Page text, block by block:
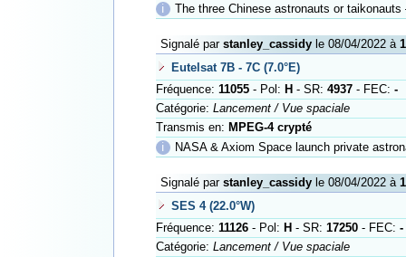
ℹ
The three Chinese astronauts or taikonauts –
Signalé par stanley_cassidyle 08/04/2022 à
Eutelsat 7B - 7C (7.0°E)
Fréquence: 11055- Pol: H - SR: 4937- FEC: -
Catégorie: Lancement / Vue spaciale
Transmis en: MPEG-4 crypté
ℹ
NASA & Axiom Space launch private
Signalé par stanley_cassidyle 08/04/2022 à
SES 4 (22.0°W)
Fréquence: 11126- Pol: H - SR: 17250- FEC: -
Catégorie: Lancement / Vue spaciale